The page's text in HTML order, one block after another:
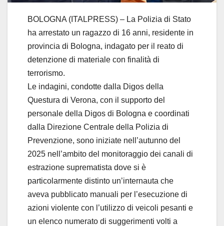
BOLOGNA (ITALPRESS) – La Polizia di Stato
ha arrestato un ragazzo di 16 anni, residente in
provincia di Bologna, indagato per il reato di
detenzione di materiale con finalità di
terrorismo.
Le indagini, condotte dalla Digos della
Questura di Verona, con il supporto del
personale della Digos di Bologna e coordinati
dalla Direzione Centrale della Polizia di
Prevenzione, sono iniziate nell’autunno del
2025 nell’ambito del monitoraggio dei canali di
estrazione suprematista dove si è
particolarmente distinto un’internauta che
aveva pubblicato manuali per l’esecuzione di
azioni violente con l’utilizzo di veicoli pesanti e
un elenco numerato di suggerimenti volti a